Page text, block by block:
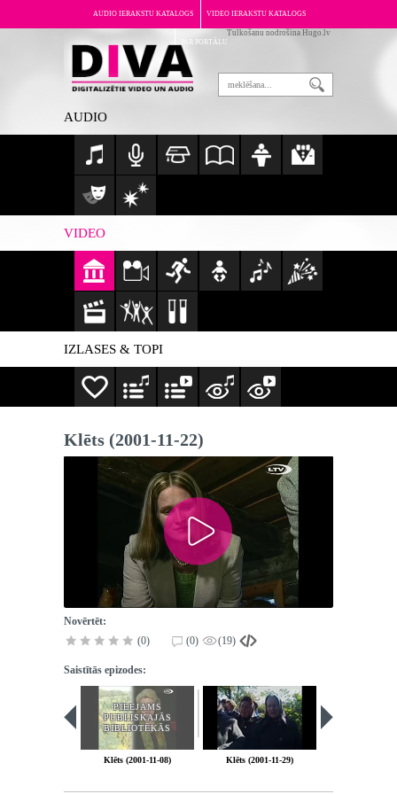
AUDIO IERAKSTU KATALOGS VIDEO IERAKSTU KATALOGS
PAR PORTĀLU
Tulkošanu nodrošina Hugo.lv
AUDIO
VIDEO
IZLASES & TOPI
Klēts (2001-11-22)
Novērtēt:
(0)
(0) (19)
Saistītās epizodes:
PIEEJAMS
PUBLISKAJĀS
BIBLIOTĒKĀS
Klēts (2001-11-08) Klēts (2001-11-29)